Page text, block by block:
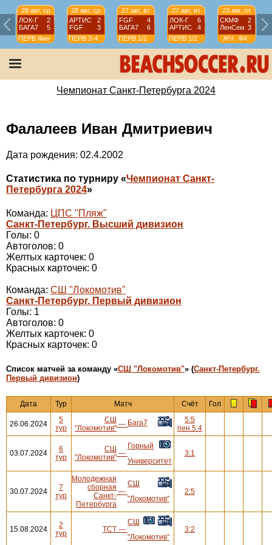
28 авг, ср
ЛОК-Г
2
БАГА7
5
ПЕРВ Фин
28 авг, ср
АРТИС
2
FGF
3
ПЕРВ 3-4
27 авг, вт
FGF
4
БАГА7
6
ПЕРВ 1/2
27 авг, вт
ЛОК-Г
6
АРТИС
4
ПЕРВ 1/2
23 авг, пт
СКМФ
2
ЛенСем 3
ЖЧ
Ф4
Чемпионат Санкт-Петербурга 2024
Фалалеев Иван Дмитриевич
Дата рождения: 02.4.2002
Статистика по турниру «Чемпионат Санкт-
Петербурга 2024»
Команда: ЦПС "Пляж"
Санкт-Петербург. Высший дивизион
Голы: 0
Автоголов: 0
Желтых карточек: 0
Красных карточек: 0
Команда: СШ "Локомотив"
Санкт-Петербург. Первый дивизион
Голы: 1
Автоголов: 0
Желтых карточек: 0
Красных карточек: 0
Cписок матчей за команду «СШ "Локомотив"» (Санкт-Петербург.
Первый дивизион)
Дата Тур Матч Счёт Гол
26.06.2024
5
тур
СШ
"Локомотив" — Бага7
5:5
пен.5:4
03.07.2024
6
тур
СШ
"Локомотив" —
Горный
Университет
3:1
30.07.2024
7
тур
Молодежная
сборная
Санкт-
Петербурга
—
СШ
"Локомотив"
2:5
15.08.2024
2
тур
ТСТ —
СШ
"Локомотив"
3:2